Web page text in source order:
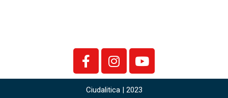
Ciudalitica | 2023